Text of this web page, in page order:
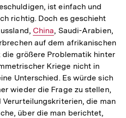
ist einfach und
richtig. Doch es geschieht
Interner
Link:
China, Saudi-Arabien,
auf dem afrikanischen
die größere Problematik hinter
Kriege nicht in
Unterschied. Es würde sich
wieder die Frage zu stellen,
Verurteilungskriterien, die man
über die man berichtet,